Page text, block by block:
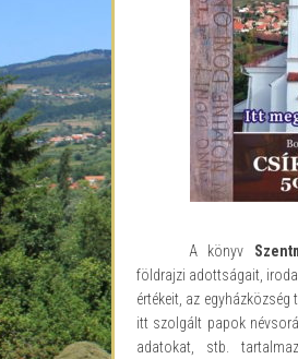
A könyv
földrajzi adottságait,
értékeit, az
itt szolgált papok
adatokat, stb.